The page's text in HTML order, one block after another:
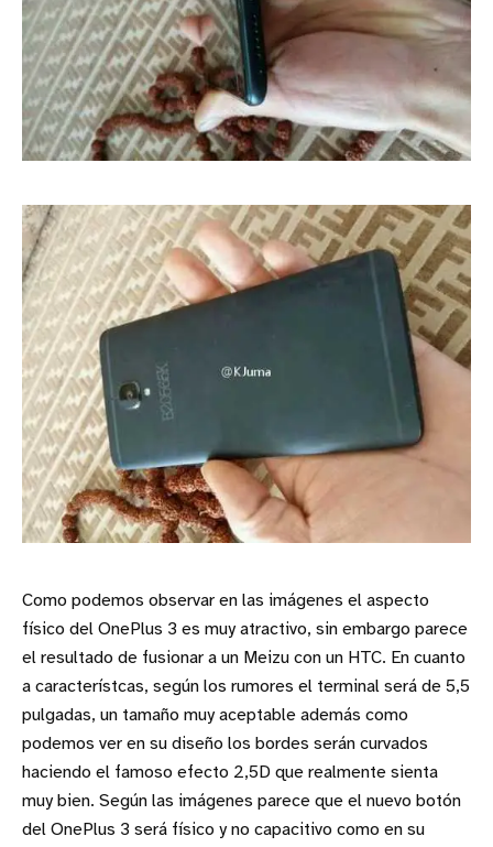
Como podemos observar en las imágenes el aspecto
físico del OnePlus 3 es muy atractivo, sin embargo parece
el resultado de fusionar a un Meizu con un HTC. En cuanto
a característcas, según los rumores el terminal será de 5,5
pulgadas, un tamaño muy aceptable además como
podemos ver en su diseño los bordes serán curvados
haciendo el famoso efecto 2,5D que realmente sienta
muy bien. Según las imágenes parece que el nuevo botón
del OnePlus 3 será físico y no capacitivo como en su